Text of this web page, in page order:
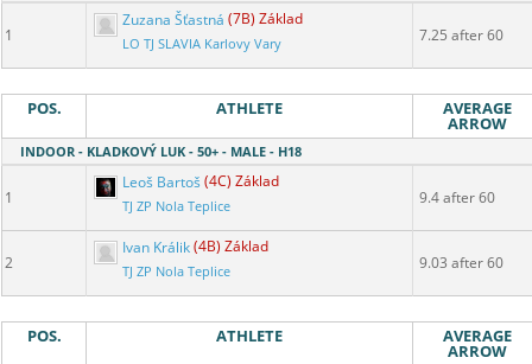
1
Zuzana Šťastná (7B) Základ
LO TJ SLAVIA Karlovy Vary 7.25 after 60
POS. ATHLETE AVERAGE
ARROW
INDOOR - KLADKOVÝ LUK - 50+ - MALE - H18
1
Leoš Bartoš (4C) Základ
TJ ZP Nola Teplice 9.4 after 60
2
Ivan Králik(4B) Základ
TJ ZP Nola Teplice 9.03 after 60
POS. ATHLETE AVERAGE
ARROW